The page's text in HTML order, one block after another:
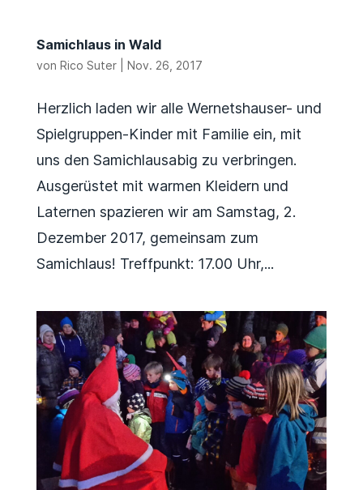
Samichlaus in Wald
von Rico Suter| Nov. 26, 2017
Herzlich laden wir alle Wernetshauser- und
Spielgruppen-Kinder mit Familie ein, mit
uns den Samichlausabig zu verbringen.
Ausgerüstet mit warmen Kleidern und
Laternen spazieren wir am Samstag, 2.
Dezember 2017, gemeinsam zum
Samichlaus! Treffpunkt: 17.00 Uhr,...